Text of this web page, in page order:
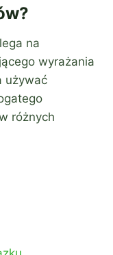
na
wyrażania
używać
różnych